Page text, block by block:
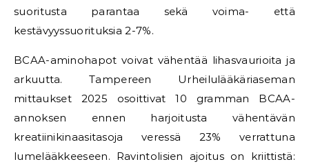
suoritusta parantaa sekä voima- että
kestävyyssuorituksia 2-7%.
BCAA-aminohapot voivat vähentää lihasvaurioita ja
arkuutta. Tampereen Urheilulääkäriaseman
mittaukset 2025 osoittivat 10 gramman BCAA-
annoksen ennen harjoitusta vähentävän
kreatiinikinaasitasoja veressä 23% verrattuna
lumelääkkeeseen. Ravintolisien ajoitus on kriittistä: